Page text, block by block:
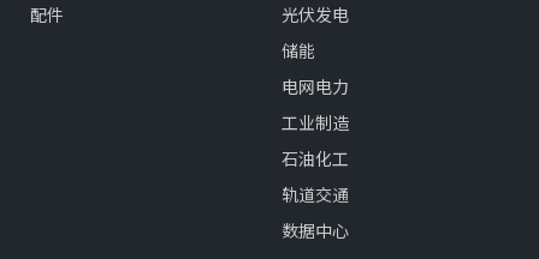
配件
光伏发电
储能
电网电力
工业制造
石油化工
轨道交通
数据中心